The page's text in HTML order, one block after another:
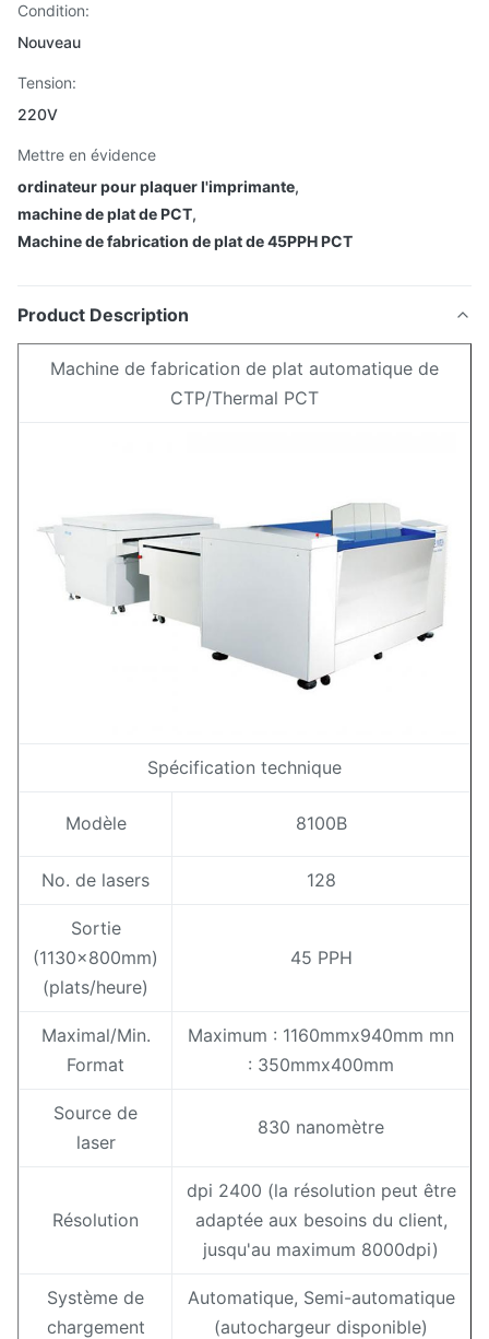
Condition:
Nouveau
Tension:
220V
Mettre en évidence
ordinateur pour plaquer l'imprimante,
machine de plat de PCT,
Machine de fabrication de plat de 45PPH PCT
Product Description
Machine de fabrication de plat automatique de
CTP/Thermal PCT
Spécification technique
Modèle 8100B
No. de lasers 128
Sortie
(1130x800mm)
(plats/heure)
45 PPH
Maximal/Min.
Format
Maximum : 1160mmx940mm mn
: 350mmx400mm
Source de
laser
830 nanomètre
Résolution
dpi 2400 (la résolution peut être
adaptée aux besoins du client,
jusqu'au maximum 8000dpi)
Système de
chargement
Automatique, Semi-automatique
(autochargeur disponible)